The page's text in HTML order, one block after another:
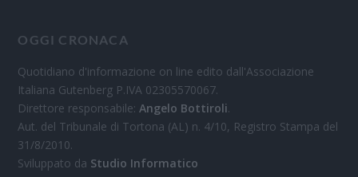
OGGI CRONACA
Quotidiano d'informazione on line edito dall'Associazione
Italiana Gutenberg P.IVA 02305570067.
Direttore responsabile:Angelo Bottiroli.
Aut. del Tribunale di Tortona (AL) n. 4/10, Registro Stampa del
31/8/2010.
Sviluppato da Studio Informatico